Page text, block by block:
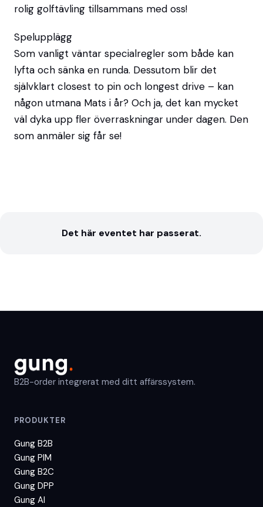
rolig golftävling tillsammans med oss!
Spelupplägg
Som vanligt väntar specialregler som både kan
lyfta och sänka en runda. Dessutom blir det
självklart closest to pin och longest drive – kan
någon utmana Mats i år? Och ja, det kan mycket
väl dyka upp fler överraskningar under dagen. Den
som anmäler sig får se!
Det här eventet har passerat.
B2B-order integrerat med ditt affärssystem.
PRODUKTER
Gung B2B
Gung PIM
Gung B2C
Gung DPP
Gung AI